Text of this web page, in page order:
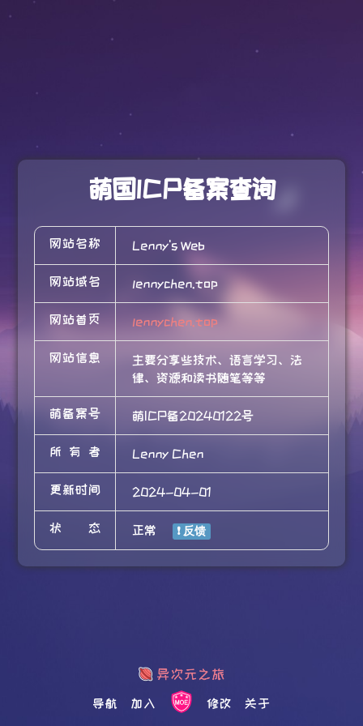
萌国ICP备案查询
网站名称 Lenny's Web
网站域名 lennychen.top
网站首页 lennychen.top
网站信息
主要分享些技术、语言学习、法
律、资源和读书随笔等等
萌备案号 萌ICP备20240122号
所有者 Lenny Chen
更新时间 2024-04-01
状态 正常
导航 加入 修改 关于